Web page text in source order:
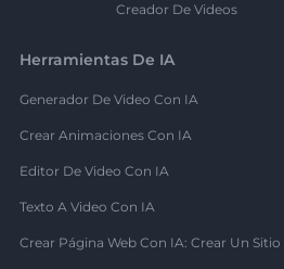
Creador De Videos
Herramientas De IA
Generador De Video Con IA
Crear Animaciones Con IA
Editor De Video Con IA
Texto A Video Con IA
Crear Página Web Con IA: Crear Un